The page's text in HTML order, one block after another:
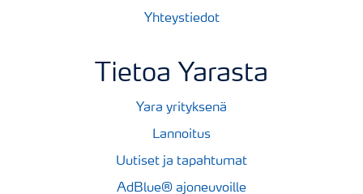
Yhteystiedot
Tietoa Yarasta
Yara yrityksenä
Lannoitus
Uutiset ja tapahtumat
AdBlue® ajoneuvoille